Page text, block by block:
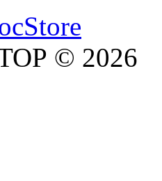
© 2026